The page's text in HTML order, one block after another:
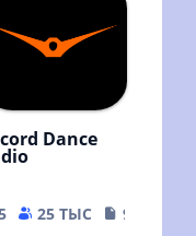
Dance
25 ТЫС
9.39 MB